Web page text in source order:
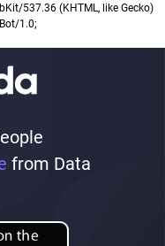
from Data
537.36 (KHTML, like Gecko)
1.0;